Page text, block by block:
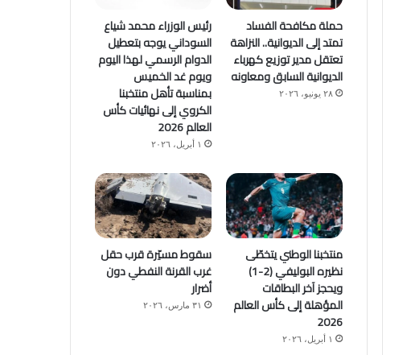
حملة مكافحة الفساد
تمتد إلى الديوانية.. النزاهة
تعتقل مدير توزيع كهرباء
الديوانية السابق ومعاونه
٢٨ يونيو، ٢٠٢٦
رئيس الوزراء محمد شياع
السوداني يوجه بتعطيل
الدوام الرسمي لهذا اليوم
ويوم غد الخميس
بمناسبة تأهل منتخبنا
الكروي إلى نهائيات كأس
العالم 2026
١ أبريل، ٢٠٢٦
منتخبنا الوطني يتخطّى
نظيره البوليفي (2-1)
ويحجز آخر البطاقات
المؤهلة إلى كأس العالم
2026
١ أبريل، ٢٠٢٦
سقوط مسيّرة قرب حقل
غرب القرنة النفطي دون
أضرار
٣١ مارس، ٢٠٢٦